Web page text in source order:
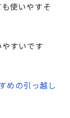
使いやすそ
すいです
めの引っ越し